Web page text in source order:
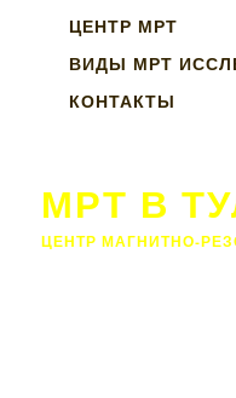
ЦЕНТР МРТ
ВИДЫ МРТ
КОНТАКТЫ
МРТ В
ЦЕНТР МАГНИТНО-